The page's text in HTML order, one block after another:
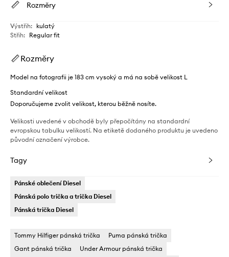
Rozměry
Výstřih: kulatý
Střih: Regular fit
Rozměry
Model na fotografii je 183 cm vysoký a má na sobě velikost L
Standardní velikost
Doporučujeme zvolit velikost, kterou běžně nosíte.
Velikosti uvedené v obchodě byly přepočítány na standardní
evropskou tabulku velikostí. Na etiketě dodaného produktu je uvedeno
původní označení výrobce.
Tagy
Pánské oblečení Diesel
Pánská polo trička a trička Diesel
Pánská trička Diesel
Tommy Hilfiger pánská trička
Puma pánská trička
Gant pánská trička
Under Armour pánská trička